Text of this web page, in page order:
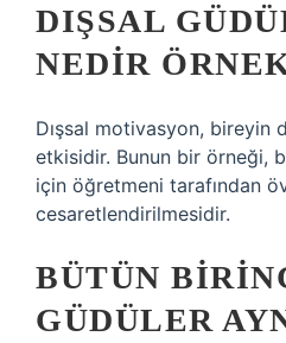
DIŞSAL
NEDIR
Dışsal motivasyon, bireyin
etkisidir. Bunun bir örneği,
için öğretmeni tarafından
cesaretlendirilmesidir.
BÜTÜN
GÜDÜLER